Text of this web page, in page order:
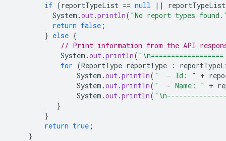
if (reportTypeList == null || reportTypeList
System .out.println( "No report types
return false ;
} else {
// Print information from the API
System .out.println(
for (ReportType reportType :
System .out.println( "  - Id: " +
System .out.println( "  - Name: " +
System .out.println(
}
}
return true ;
}